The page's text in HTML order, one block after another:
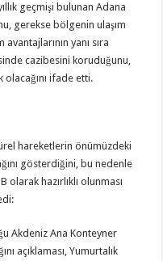
geçmişi bulunan Adana
gerekse bölgenin ulaşım
yanı sıra
cazibesini koruduğunu,
ifade etti.
hareketlerin önümüzdeki
gösterdiğini, bu nedenle
hazırlıklı olunması
Akdeniz Ana Konteyner
açıklaması, Yumurtalık